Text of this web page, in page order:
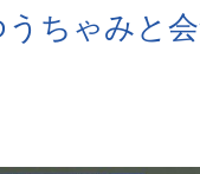
うちゃみと